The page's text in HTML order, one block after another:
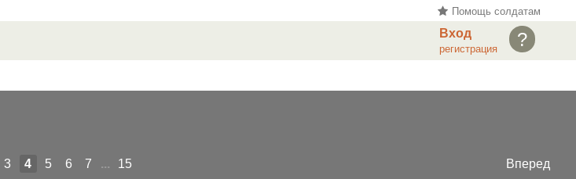
Помощь солдатам
?
Вход
регистрация
Вперед
3 4 5 6 7 ... 15